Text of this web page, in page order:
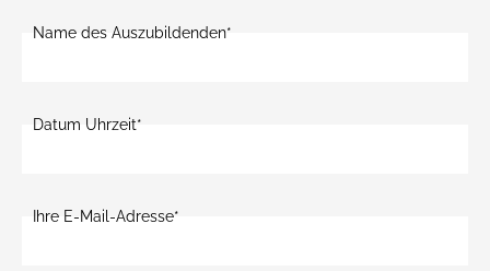
Name des Auszubildenden*
Datum Uhrzeit*
Ihre E-Mail-Adresse*